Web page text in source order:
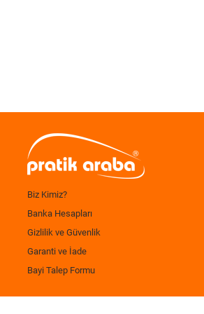
Biz Kimiz?
Banka Hesapları
Gizlilik ve Güvenlik
Garanti ve İade
Bayi Talep Formu